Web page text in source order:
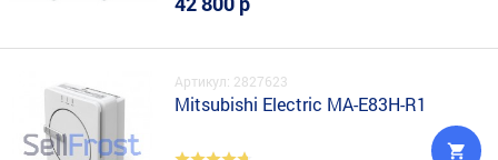
Артикул: 2827623
Mitsubishi Electric MA-E83H-R1